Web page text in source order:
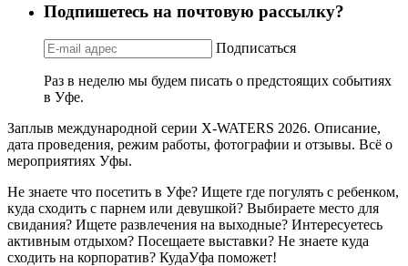
Подпишетесь на почтовую рассылку?
Подписаться
Раз в неделю мы будем писать о предстоящих событиях
в Уфе.
Заплыв международной серии X-WATERS 2026. Описание,
дата проведения, режим работы, фотографии и отзывы. Всё о
мероприятиях Уфы.
Не знаете что посетить в Уфе? Ищете где погулять с ребенком,
куда сходить с парнем или девушкой? Выбираете место для
свидания? Ищете развлечения на выходные? Интересуетесь
активным отдыхом? Посещаете выставки? Не знаете куда
сходить на корпоратив? КудаУфа поможет!